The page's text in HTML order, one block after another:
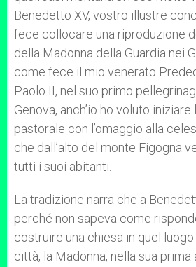
Benedetto XV, vostro illustre
fece collocare una riproduzione
della Madonna della Guardia nei
come fece il mio venerato
Paolo II, nel suo primo
Genova, anch’io ho voluto
pastorale con l’omaggio alla
che dall’alto del monte Figogna
tutti i suoi abitanti.
La tradizione narra che a
perché non sapeva come
costruire una chiesa in quel
città, la Madonna, nella sua prima